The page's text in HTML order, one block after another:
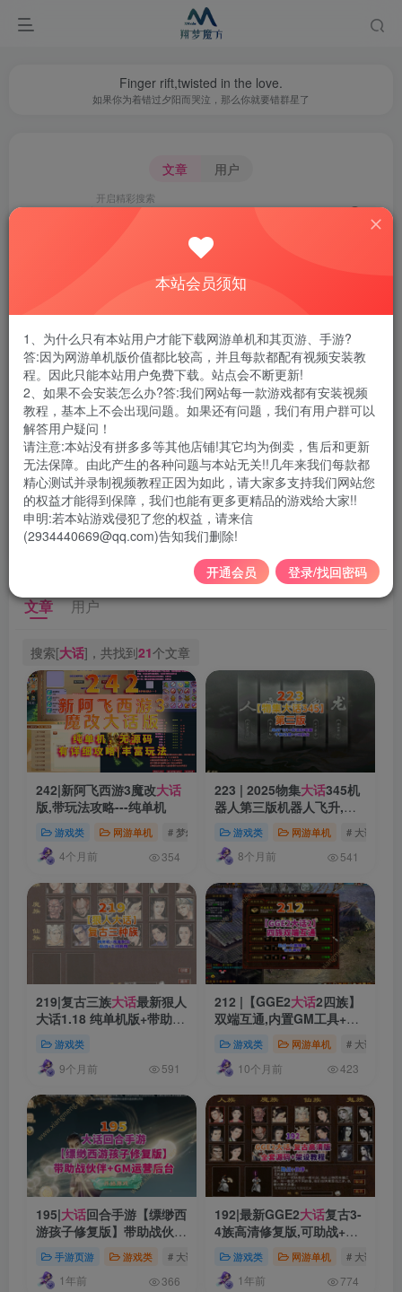
Finger rift,twisted in the love.
如果你为着错过夕阳而哭泣，那么你就要错群星了
文章 用户
请选择
开启精彩搜索
永恒之塔 奇迹 CSOL
梦幻西游
网盘 冒险岛 大话西游 魔兽
虚拟机
传奇
win10 热血江湖 天龙
完美国际
剑侠情缘
完美世界 弹弹堂 骑马与砍杀
女帝
赛季 武林外传 阿拉
暗黑破坏神
地下城与勇士
英雄
联机 黑沙 骑马与砍杀2
地下城
天龙八部
手游 魔域 蜀门 大唐豪侠
赛博
刀剑
诛仙3 英雄无敌 校长 2010
文章 用户
搜索[大话]，共找到21个文章
242|新阿飞西游3魔改大话
版,带玩法攻略---纯单机
游戏类 网游单机 # 梦幻西游 # 梦幻 # 梦幻单机版
4个月前 354
223 | 2025物集大话345机
器人第三版机器人飞升,助
秋功绩，带GM后台修改装
备
游戏类 网游单机 # 大话西游
8个月前 541
219|复古三族大话最新狠人
大话1.18 纯单机版+带助战
+主线剧情,完善耐玩+Gm使
用修改
游戏类
9个月前 591
212 |【GGE2大话2四族】
双端互通,内置GM工具+服
务器架设+全套源码+安卓
出包等详细搭建视频教程
游戏类 网游单机 # 大话西游
10个月前 423
195|大话回合手游【缥缈西
游孩子修复版】带助战伙伴
+GM运营后台
手游页游 游戏类 # 大话西游 # 大话
1年前 366
192|最新GGE2大话复古3-
4族高清修复版,可助战+伙
GM+全套源码+外网架设教
程
游戏类 网游单机 # 大话西游
1年前 774
本站会员须知
1、为什么只有本站用户才能下载网游单机和其页游、手游?
答:因为网游单机版价值都比较高，并且每款都配有视频安装教
程。因此只能本站用户免费下载。站点会不断更新!
2、如果不会安装怎么办?答:我们网站每一款游戏都有安装视频
教程，基本上不会出现问题。如果还有问题，我们有用户群可以
解答用户疑问！
请注意:本站没有拼多多等其他店铺!其它均为倒卖，售后和更新
无法保障。由此产生的各种问题与本站无关!!几年来我们每款都
精心测试并录制视频教程正因为如此，请大家多支持我们网站您
的权益才能得到保障，我们也能有更多更精品的游戏给大家!!
申明:若本站游戏侵犯了您的权益，请来信
(2934440669@qq.com)告知我们删除!
开通会员 登录/找回密码